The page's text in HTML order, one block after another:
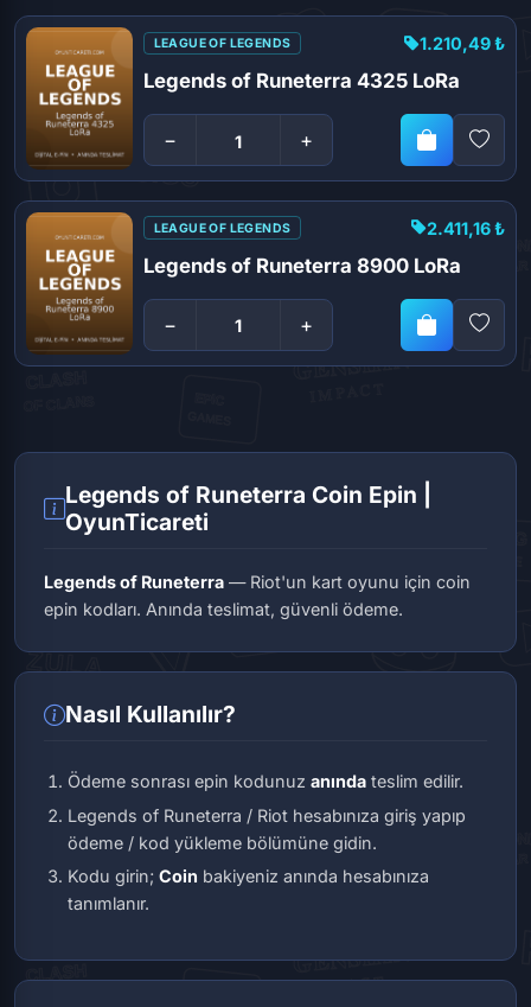
LEAGUE OF LEGENDS
Legends of Runeterra 4325 LoRa
− +
1.210,49 ₺
LEAGUE OF LEGENDS
Legends of Runeterra 8900 LoRa
− +
2.411,16 ₺
Legends of Runeterra Coin Epin |
OyunTicareti
Legends of Runeterra — Riot'un kart oyunu için coin
epin kodları. Anında teslimat, güvenli ödeme.
Nasıl Kullanılır?
Ödeme sonrası epin kodunuz anında teslim edilir.
Legends of Runeterra / Riot hesabınıza giriş yapıp
ödeme / kod yükleme bölümüne gidin.
Kodu girin; Coin bakiyeniz anında hesabınıza
tanımlanır.